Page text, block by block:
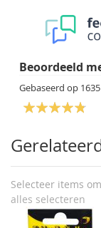
Beoordeeld
Gebaseerd op 1635
Selecteer items
alles selecteren